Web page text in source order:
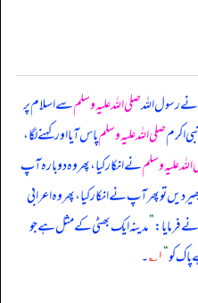
رسول اللہصلی اللہ علیہ وسلمسے اسلام پر
اکرمصلی اللہ علیہ وسلمپاس آیا اور کہنے لگا،
علیہ وسلمنے انکار کیا، پھر وہ دوبارہ آپ
تو پھر آپ نے انکار کیا، پھر وہ اعرابی
نے فرمایا:”مدینہ ایک بھٹی کے مثل ہے جو
کو“۱؎ ۔